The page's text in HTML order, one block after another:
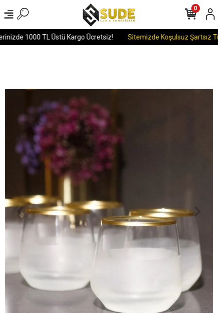
1000 TL Üstü Kargo Ücretsiz! Sitemizde Koşulsuz Şartsız
0